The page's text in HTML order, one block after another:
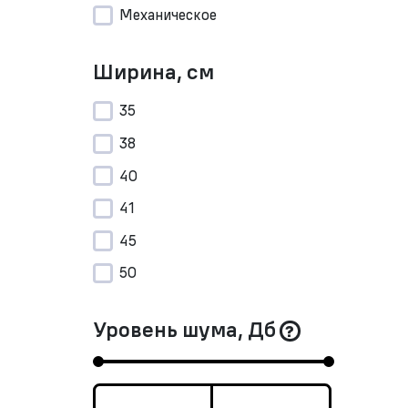
Механическое
Ширина, см
35
38
40
41
45
50
Уровень шума, Дб